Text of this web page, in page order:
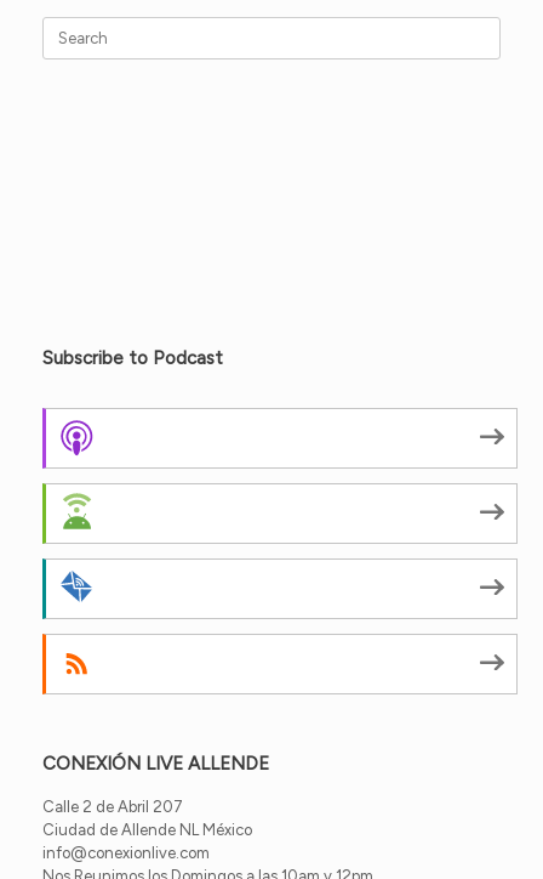
Subscribe to Podcast
CONEXIÓN LIVE ALLENDE
Calle 2 de Abril 207
Ciudad de Allende NL México
info@conexionlive.com